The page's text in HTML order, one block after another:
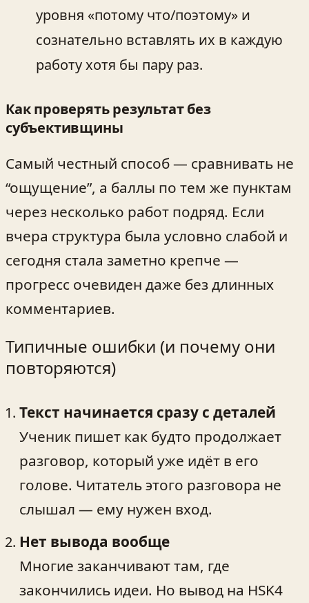
уровня «потому что/поэтому» и
сознательно вставлять их в каждую
работу хотя бы пару раз.
Как проверять результат без
субъективщины
Самый честный способ — сравнивать не
“ощущение”, а баллы по тем же пунктам
через несколько работ подряд. Если
вчера структура была условно слабой и
сегодня стала заметно крепче —
прогресс очевиден даже без длинных
комментариев.
Типичные ошибки (и почему они
повторяются)
Текст начинается сразу с деталей
Ученик пишет как будто продолжает
разговор, который уже идёт в его
голове. Читатель этого разговора не
слышал — ему нужен вход.
Нет вывода вообще
Многие заканчивают там, где
закончились идеи. Но вывод на HSK4